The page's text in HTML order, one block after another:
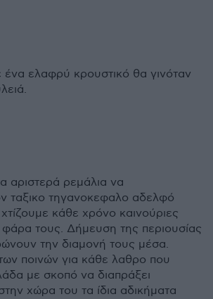
ένα ελαφρύ κρουστικό θα γινόταν
αριστερά ρεμάλια να
ταξικο τηγανοκεφαλο αδελφό
κάθε χρόνο καινούριες
τους. Δήμευση της περιουσίας
την διαμονή τους μέσα.
ποινών για κάθε λαθρο που
με σκοπό να διαπράξει
χώρα του τα ίδια αδικήματα